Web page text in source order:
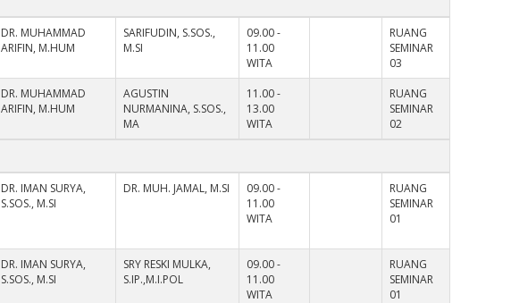
DR. MUHAMMAD
ARIFIN, M.HUM
SARIFUDIN, S.SOS.,
M.SI
09.00 -
11.00
WITA
RUANG
SEMINAR
03
DR. MUHAMMAD
ARIFIN, M.HUM
AGUSTIN
NURMANINA, S.SOS.,
MA
11.00 -
13.00
WITA
RUANG
SEMINAR
02
DR. IMAN SURYA,
S.SOS., M.SI
DR. MUH. JAMAL, M.SI
09.00 -
11.00
WITA
RUANG
SEMINAR
01
DR. IMAN SURYA,
S.SOS., M.SI
SRY RESKI MULKA,
S.IP.,M.I.POL
09.00 -
11.00
WITA
RUANG
SEMINAR
01